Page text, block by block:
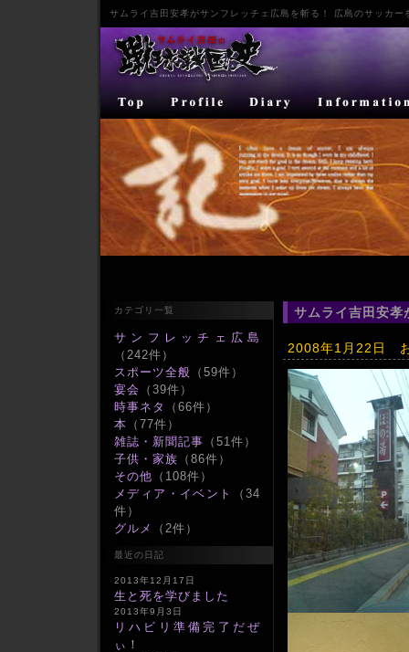
サムライ 吉田安孝がサンフレッチェ広島 を斬る！ 広島のサッカ
カテゴリ一覧
サンフレッチェ広島
（242件）
スポーツ全般 （59件）
宴会
（39件）
時事ネタ
（66件）
本 （77件）
雑誌・新聞記事 （51件）
子供・家族 （86件）
その他 （108件）
メディア・イベント
（34
件）
グルメ
（2件）
最近の日記
2013年12月17日
生と死を学びました
2013年9月3日
リハビリ準備完了だぜ
ぃ！
サムライ吉田安孝
2008年1月22日